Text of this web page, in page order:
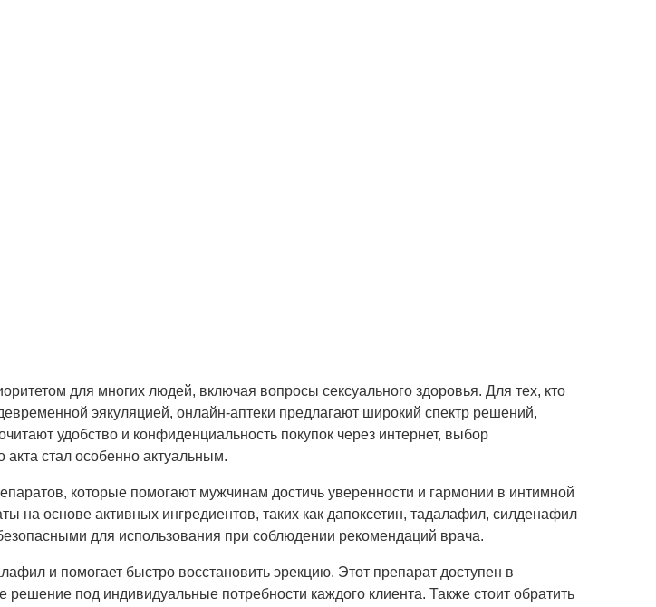
для многих людей, включая вопросы сексуального здоровья. Для тех, кто
эякуляцией, онлайн-аптеки предлагают широкий спектр решений,
удобство и конфиденциальность покупок через интернет, выбор
стал особенно актуальным.
которые помогают мужчинам достичь уверенности и гармонии в интимной
основе активных ингредиентов, таких как дапоксетин, тадалафил, силденафил
для использования при соблюдении рекомендаций врача.
и помогает быстро восстановить эрекцию. Этот препарат доступен в
под индивидуальные потребности каждого клиента. Также стоит обратить